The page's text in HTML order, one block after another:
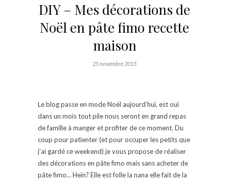
DIY – Mes décorations de
Noël en pâte fimo recette
maison
25 novembre 2015
Le blog passe en mode Noël aujourd’hui, est oui
dans un mois tout pile nous seront en grand repas
de famille à manger et profiter de ce moment. Du
coup pour patienter (et pour occuper les petits que
j’ai gardé ce weekend) je vous propose de réaliser
des décorations en pâte fimo mais sans acheter de
pâte fimo… Hein? Elle est folle la nana elle fait de la